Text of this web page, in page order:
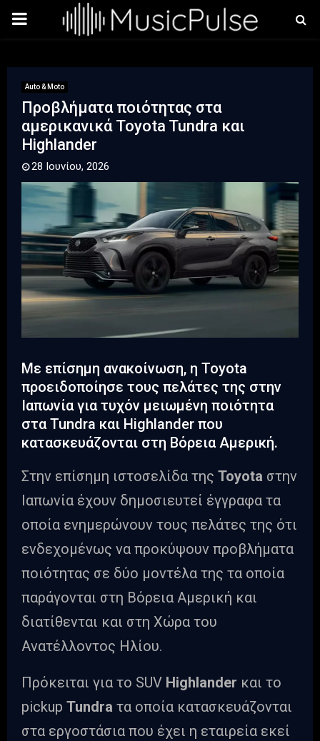
PRIMARY
Auto & Moto
Προβλήματα ποιότητας στα
αμερικανικά Toyota Tundra και
Highlander
28 Ιουνίου, 2026
Με επίσημη ανακοίνωση, η Toyota
προειδοποίησε τους πελάτες της στην
Ιαπωνία για τυχόν μειωμένη ποιότητα
στα Tundra και Highlander που
κατασκευάζονται στη Βόρεια Αμερική.
Στην επίσημη ιστοσελίδα της Toyota στην
Ιαπωνία έχουν δημοσιευτεί έγγραφα τα
οποία ενημερώνουν τους πελάτες της ότι
ενδεχομένως να προκύψουν προβλήματα
ποιότητας σε δύο μοντέλα της τα οποία
παράγονται στη Βόρεια Αμερική και
διατίθενται και στη Χώρα του
Ανατέλλοντος Ηλίου.
Πρόκειται για το SUV Highlander και το
pickup Tundra τα οποία κατασκευάζονται
στα εργοστάσια που έχει η εταιρεία εκεί